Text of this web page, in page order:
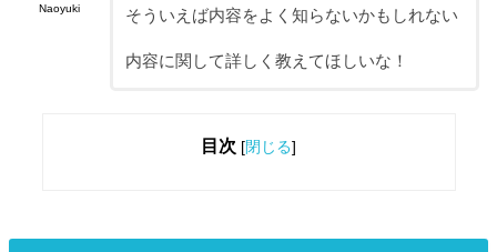
Naoyuki そういえば内容をよく知らないかもしれない
内容に関して詳しく教えてほしいな！
目次 [閉じる]